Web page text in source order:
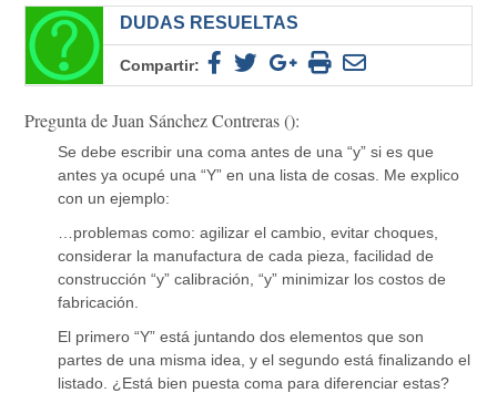
DUDAS RESUELTAS
Compartir:
Pregunta de Juan Sánchez Contreras ():
Se debe escribir una coma antes de una “y” si es que
antes ya ocupé una “Y” en una lista de cosas. Me explico
con un ejemplo:
…problemas como: agilizar el cambio, evitar choques,
considerar la manufactura de cada pieza, facilidad de
construcción “y” calibración, “y” minimizar los costos de
fabricación.
El primero “Y” está juntando dos elementos que son
partes de una misma idea, y el segundo está finalizando el
listado. ¿Está bien puesta coma para diferenciar estas?